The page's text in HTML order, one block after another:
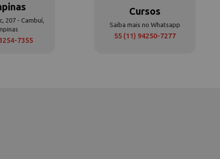
207 - Cambuí,
7355
Cursos
Saiba mais no Whatsapp
55 (11) 94250-7277